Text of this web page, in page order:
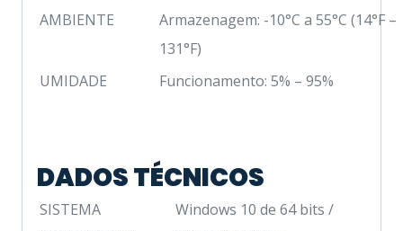
AMBIENTE
Armazenagem: -10°C a 55°C (14°F –
131°F)
UMIDADE
Funcionamento: 5% – 95%
DADOS TÉCNICOS
SISTEMA
Windows 10 de 64 bits /